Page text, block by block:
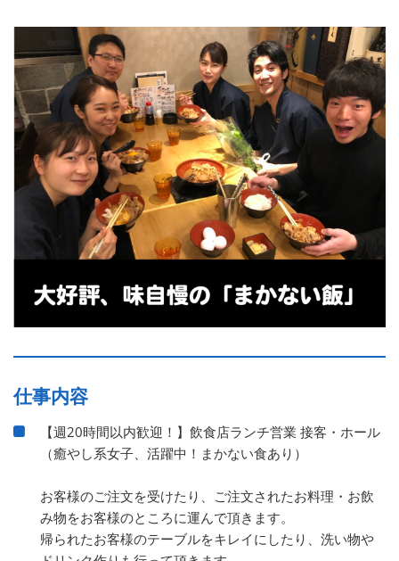
仕事内容
【週20時間以内歓迎！】飲食店ランチ営業 接客・ホール
（癒やし系女子、活躍中！まかない食あり）
お客様のご注文を受けたり、ご注文されたお料理・お飲
み物をお客様のところに運んで頂きます。
帰られたお客様のテーブルをキレイにしたり、洗い物や